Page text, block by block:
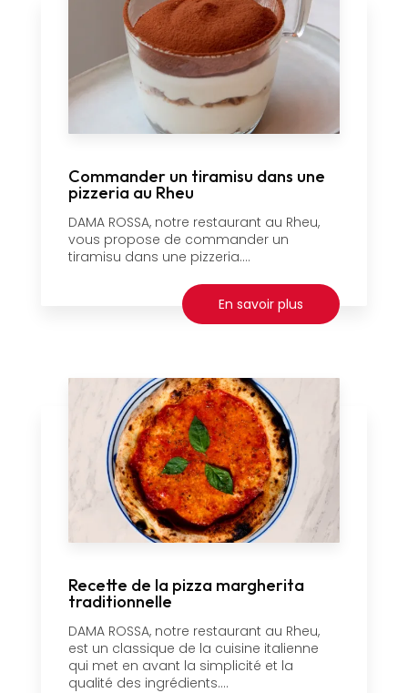
Commander un tiramisu dans une
pizzeria au Rheu
DAMA ROSSA, notre restaurant au Rheu,
vous propose de commander un
tiramisu dans une pizzeria....
En savoir plus
Recette de la pizza margherita
traditionnelle
DAMA ROSSA, notre restaurant au Rheu,
est un classique de la cuisine italienne
qui met en avant la simplicité et la
qualité des ingrédients....